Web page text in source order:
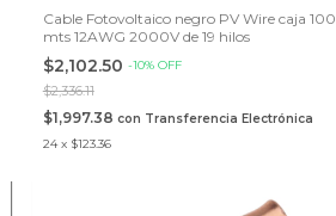
Cable Fotovoltaico negro PV Wire caja 100
mts 12AWG 2000V de 19 hilos
$2,102.50 -10% OFF
$2,336.11
$1,997.38 con Transferencia Electrónica
24 x $123.36